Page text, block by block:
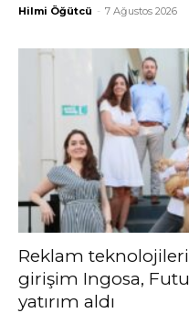
Hilmi Öğütcü - 7 Ağustos 2026
Reklam
girişim Ingosa,
yatırım aldı